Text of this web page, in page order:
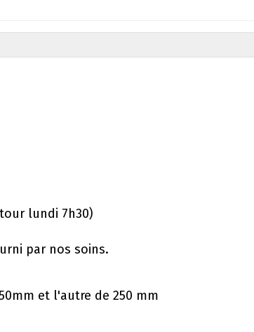
lundi 7h30)
par nos soins.
et l'autre de 250 mm